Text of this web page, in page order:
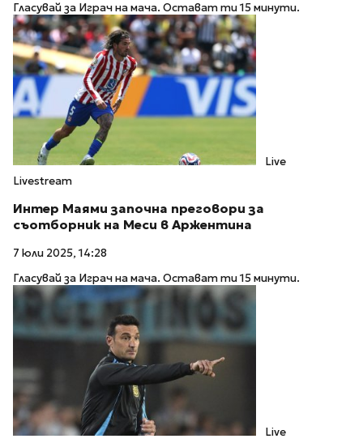
Гласувай за Играч на мача. Остават ти 15 минути.
Live
Livestream
Интер Маями започна преговори за
съотборник на Меси в Аржентина
7 юли 2025, 14:28
Гласувай за Играч на мача. Остават ти 15 минути.
Live